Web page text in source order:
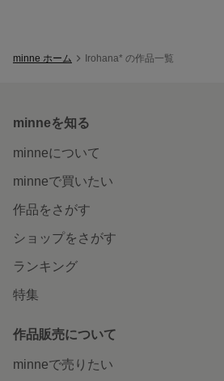
minne ホーム Irohana* の作品一覧
minneを知る
minneについて
minneで買いたい
作品をさがす
ショップをさがす
ランキング
特集
作品販売について
minneで売りたい